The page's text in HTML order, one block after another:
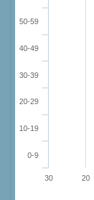
0-9
10-19
20-29
30-39
40-49
50-59
20
30